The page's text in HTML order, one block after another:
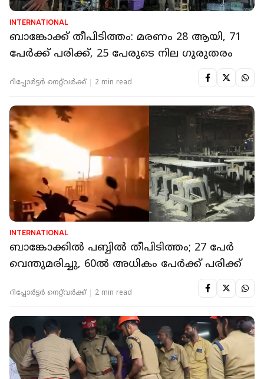
INTERNATIONAL
ബാങ്കോക്ക് തീപിടിത്തം: മരണം 28 ആയി, 71
പേർക്ക് പരിക്ക്, 25 പേരുടെ നില ഗുരുതരം
റിപ്പോർട്ടർ നെറ്റ്‌വര്‍ക്ക്‌ 2 min read
INTERNATIONAL
ബാങ്കോക്കില്‍ പബ്ബില്‍ തീപിടിത്തം; 27 പേര്‍
വെന്തുമരിച്ചു, 60ല്‍ അധികം പേര്‍ക്ക് പരിക്ക്
റിപ്പോർട്ടർ നെറ്റ്‌വര്‍ക്ക്‌ 2 min read